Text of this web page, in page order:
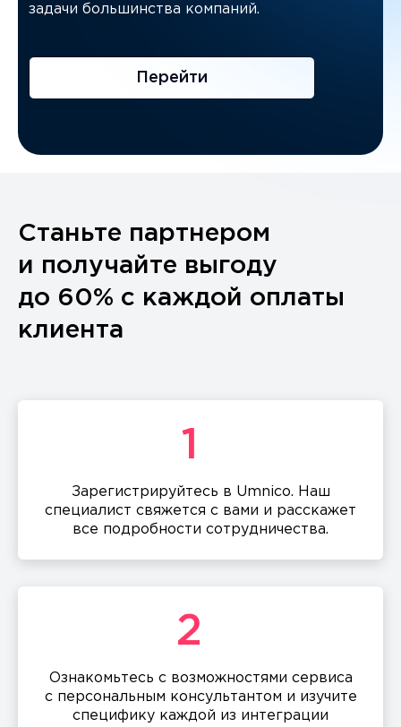
задачи большинства компаний.
Перейти
Станьте партнером
и получайте выгоду
до 60% с каждой оплаты
клиента
1
Зарегистрируйтесь в Umnico. Наш
специалист свяжется с вами и расскажет
все подробности сотрудничества.
2
Ознакомьтесь с возможностями сервиса
с персональным консультантом и изучите
специфику каждой из интеграции